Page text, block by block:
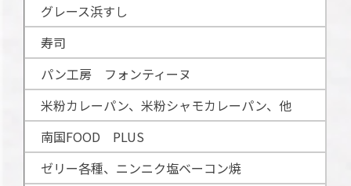
グレース浜すし
寿司
パン工房 フォンティーヌ
米粉カレーパン、米粉シャモカレーパン、他
南国FOOD PLUS
ゼリー各種、ニンニク塩ベーコン焼